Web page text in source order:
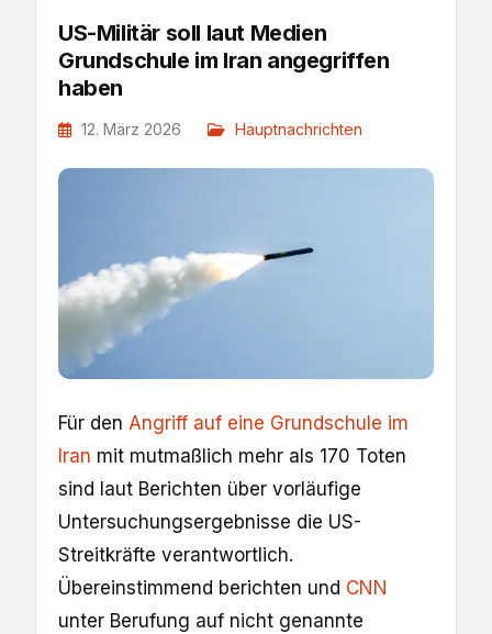
US-Militär soll laut Medien
Grundschule im Iran angegriffen
haben
12. März 2026 Hauptnachrichten
Für den Angriff auf eine Grundschule im
Iran mit mutmaßlich mehr als 170 Toten
sind laut Berichten über vorläufige
Untersuchungsergebnisse die US-
Streitkräfte verantwortlich.
Übereinstimmend berichten und CNN
unter Berufung auf nicht genannte